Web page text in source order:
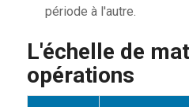
période à l'autre.
L'échelle de
opérations